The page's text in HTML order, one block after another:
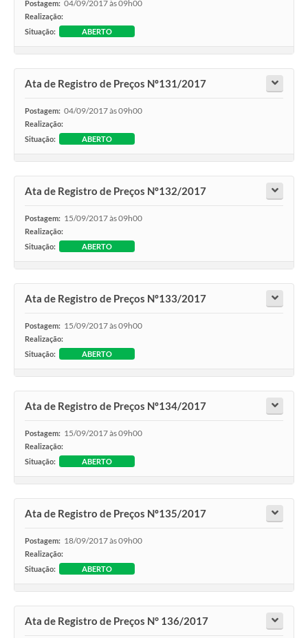
Postagem: 04/09/2017 às 09h00
Realização:
Situação:
ABERTO
Ata de Registro de Preços Nº131/2017
Postagem: 04/09/2017 às 09h00
Realização:
Situação:
ABERTO
Ata de Registro de Preços Nº132/2017
Postagem: 15/09/2017 às 09h00
Realização:
Situação:
ABERTO
Ata de Registro de Preços Nº133/2017
Postagem: 15/09/2017 às 09h00
Realização:
Situação:
ABERTO
Ata de Registro de Preços Nº134/2017
Postagem: 15/09/2017 às 09h00
Realização:
Situação:
ABERTO
Ata de Registro de Preços Nº135/2017
Postagem: 18/09/2017 às 09h00
Realização:
Situação:
ABERTO
Ata de Registro de Preços N° 136/2017